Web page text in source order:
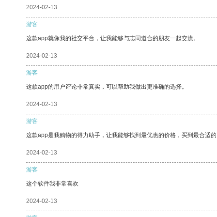
2024-02-13
游客
这款app就像我的社交平台，让我能够与志同道合的朋友一起交流。
2024-02-13
游客
这款app的用户评论非常真实，可以帮助我做出更准确的选择。
2024-02-13
游客
这款app是我购物的得力助手，让我能够找到最优惠的价格，买到最合适
2024-02-13
游客
这个软件我非常喜欢
2024-02-13